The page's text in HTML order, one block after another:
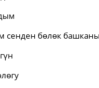
сенден бөлөк